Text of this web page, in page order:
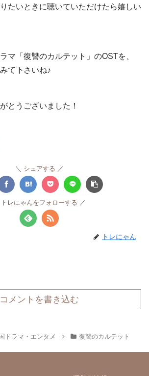
たいときに聴いていただけたら嬉しい
マ「復讐のカルテット」のOSTを、
て下さいね♪
とうございました！
シェアする
トレにゃんをフォローする
トレにゃん
コメントを書き込む
ドラマ・エンタメ 復讐のカルテット